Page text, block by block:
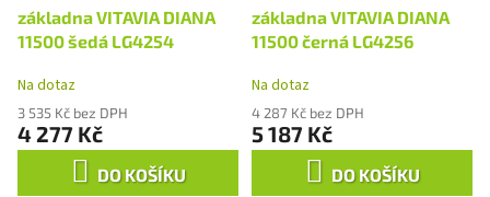
základna VITAVIA DIANA
11500 šedá LG4254
Na dotaz
3 535 Kč bez DPH
4 277 Kč
DO KOŠÍKU
základna VITAVIA DIANA
11500 černá LG4256
Na dotaz
4 287 Kč bez DPH
5 187 Kč
DO KOŠÍKU